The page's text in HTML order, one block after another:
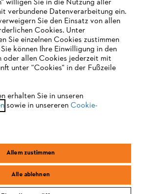
Rechtliche Informationen
& Co. KG, D-64807 Dieburg
WIRD NICHT
unserer Seite empfehlen wir Ihnen, zu
zu wechseln:
Chrome
willigen Sie in die Nutzung aller
verbundene Datenverarbeitung ein.
Sie den Einsatz von allen
Cookies. Unter
Sie einzelnen Cookies zustimmen
können Ihre Einwilligung in den
oder allen Cookies jederzeit mit
unter “Cookies“ in der Fußzeile
erhalten Sie in unseren
sowie in unsereren Cookie-
Allem zustimmen
Alle ablehnen